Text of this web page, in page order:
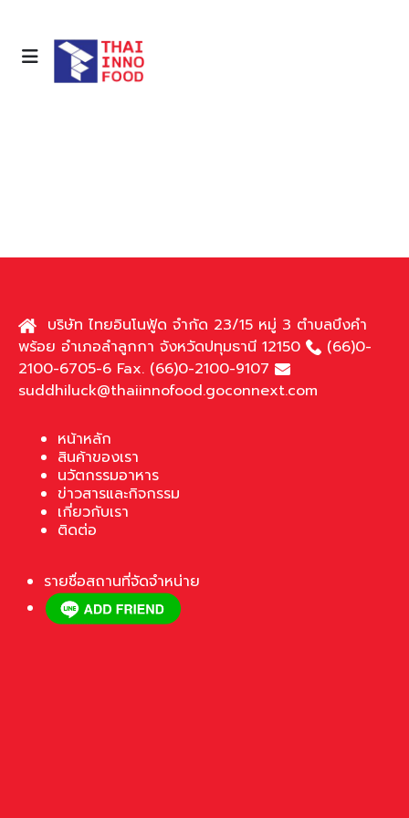
บริษัท ไทยอินโนฟู้ด จำกัด 23/15 หมู่ 3 ตำบลบึงคำ
พร้อย อำเภอลำลูกกา จังหวัดปทุมธานี 12150
(66)0-
2100-6705-6 Fax. (66)0-2100-9107
suddhiluck@thaiinnofood.goconnext.com
หน้าหลัก
สินค้าของเรา
นวัตกรรมอาหาร
ข่าวสารและกิจกรรม
เกี่ยวกับเรา
ติดต่อ
รายชื่อสถานที่จัดจำหน่าย